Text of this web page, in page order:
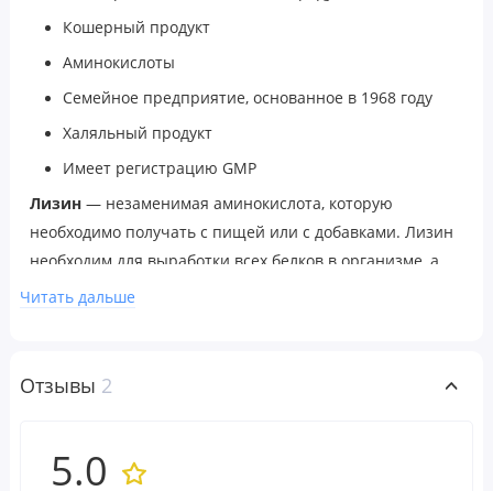
Кошерный продукт
Аминокислоты
Семейное предприятие, основанное в 1968 году
Халяльный продукт
Имеет регистрацию GMP
Лизин — незаменимая аминокислота, которую
необходимо получать с пищей или с добавками. Лизин
необходим для выработки всех белков в организме, а
является прекурсором карнитина, который необходим
сердечно-сосудистой систем.
Читать дальше
Отзывы 2
5.0